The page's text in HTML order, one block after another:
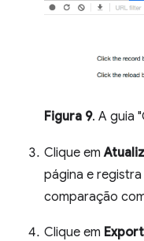
Figura 9. A guia
Clique em
página e
comparação
Clique em